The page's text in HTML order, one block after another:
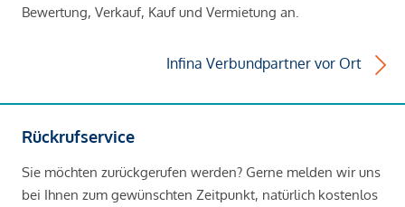
Bewertung, Verkauf, Kauf und Vermietung an.
Infina Verbundpartner vor Ort
Rückrufservice
Sie möchten zurückgerufen werden? Gerne melden wir uns
bei Ihnen zum gewünschten Zeitpunkt, natürlich kostenlos